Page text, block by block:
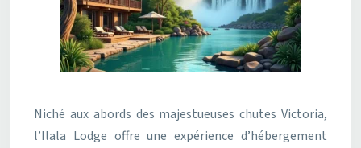
Niché aux abords des majestueuses chutes Victoria,
l’Ilala Lodge offre une expérience d’hébergement